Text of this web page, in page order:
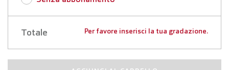
Totale Per favore inserisci la tua gradazione.